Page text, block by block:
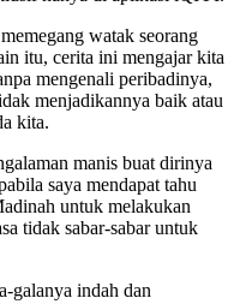
watak seorang
itu, cerita ini mengajar kita
mengenali peribadinya,
menjadikannya baik atau
kita.
manis buat dirinya
saya mendapat tahu
untuk melakukan
tidak sabar-sabar untuk
galanya indah dan